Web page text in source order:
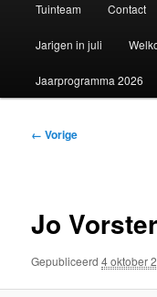
Tuinteam Contact
Jarigen in juli
Jaarprogramma 2026
Afbeeldingsnavigatie
← Vorige
Jo
Gepubliceerd4 oktober